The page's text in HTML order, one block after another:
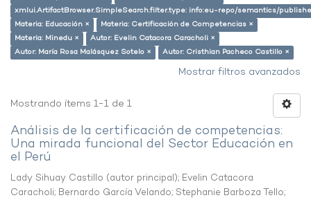
xmlui.ArtifactBrowser.SimpleSearch.filter.type: info:eu-repo/semantics/
Materia: Educación ×
Materia: Certificación de Competencias ×
Materia: Minedu ×
Autor: Evelin Catacora Caracholi ×
Autor: María Rosa Malásquez Sotelo ×
Autor: Cristhian Pacheco Castillo ×
Mostrar filtros avanzados
Mostrando ítems 1-1 de 1
Análisis de la certificación de competencias:
Una mirada funcional del Sector Educación en
el Perú
Lady Sihuay Castillo (autor principal); Evelin Catacora
Caracholi; Bernardo García Velando; Stephanie Barboza Tello;